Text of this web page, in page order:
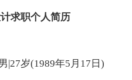
求职个人简历
岁(1989年5月17日)